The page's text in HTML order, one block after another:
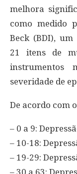
melhora
como medido
Beck (BDI),
21 itens de
instrumentos
severidade de
De acordo com
– 0 a 9:
– 10-18:
– 19-29:
– 30 a 63: